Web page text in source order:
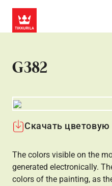
G382
Скачать цветовую
The colors visible on the
generated electronically.
colors of the painting, as